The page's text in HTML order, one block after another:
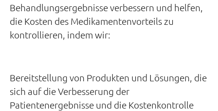
Behandlungsergebnisse verbessern und helfen,
die Kosten des Medikamentenvorteils zu
kontrollieren, indem wir:
Bereitstellung von Produkten und Lösungen, die
sich auf die Verbesserung der
Patientenergebnisse und die Kostenkontrolle